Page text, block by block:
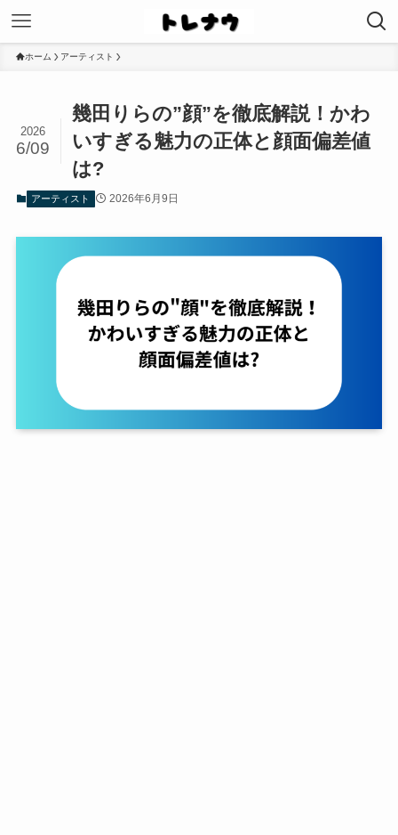
ホーム アーティスト
幾田りらの”顔”を徹底解説！かわ
いすぎる魅力の正体と顔面偏差値
は?
2026
6/09
アーティスト 2026年6月9日